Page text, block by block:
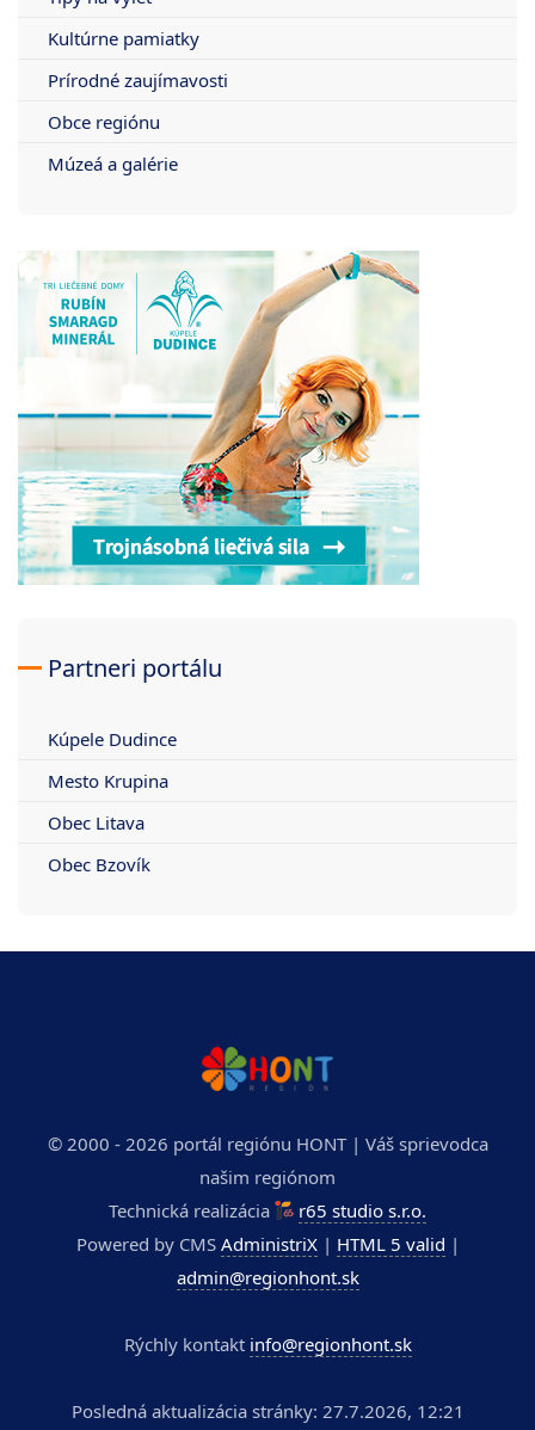
Kultúrne pamiatky
Prírodné zaujímavosti
Obce regiónu
Múzeá a galérie
Partneri portálu
Kúpele Dudince
Mesto Krupina
Obec Litava
Obec Bzovík
© 2000 - 2026 portál regiónu HONT | Váš sprievodca
našim regiónom
Technická realizácia
r65 studio s.r.o.
Powered by CMS AdministriX| HTML 5 valid |
admin@regionhont.sk
Rýchly kontakt info@regionhont.sk
Posledná aktualizácia stránky: 27.7.2026, 12:21